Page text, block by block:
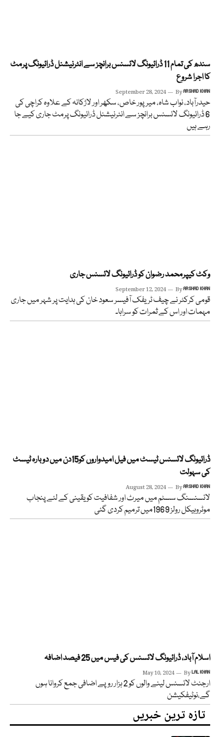
سندھ کی تمام 11 ڈرائیونگ لائسنس برانچز سے انٹرنیشنل ڈرائیونگ پرمٹ
کا اجرا شروع
September 28, 2024 ByARSHAD KHAN
حیدرآباد، نواب شاہ، میرپور خاص، سکھر اور لاڑکانہ کے علاوہ کراچی کی
6 ڈرائیونگ لائسنس برانچز سے انٹرنیشنل ڈرائیونگ پرمٹ جاری کیے جا
رہے ہیں
وکٹ کیپرمحمد رضوان کو ڈرائیونگ لائسنس جاری
September 12, 2024 ByARSHAD KHAN
قومی کرکٹر نے چیف ٹریفک آفیسر سعود خان کی ہدایت پر شہر میں جاری
مہمات اور اس کے ثمرات کو سراہا۔
ڈرائیونگ لائسنس ٹیسٹ میں فیل امیدواروں کو15دن میں دوبارہ ٹیسٹ
کی سہولت
August 28, 2024 ByARSHAD KHAN
لائسنسنگ سسٹم میں میرٹ اور شفافیت کو یقینی کے لئے پنجاب
موٹروہیکل رولز 1969میں ترمیم کردی گئی
اسلام آباد، ڈرائیونگ لائسنس کی فیس میں 25 فیصد اضافہ
May 10, 2024 ByLAL KHAN
ارجنٹ لائسنس لینے والوں کو 2 ہزار روپے اضافی جمع کروانا ہوں
گے،نوٹیفکیشن
تازہ ترین خبریں